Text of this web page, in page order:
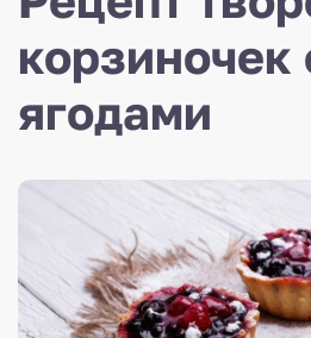
корзиночек
ягодами